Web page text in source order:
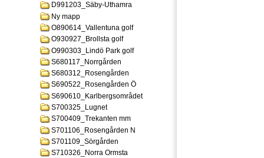
D991203_Säby-Uthamra
Ny mapp
O890614_Vallentuna golf
O930927_Brollsta golf
O990303_Lindö Park golf
S680117_Norrgården
S680312_Rosengården
S690522_Rosengården Ö
S690610_Karlbergsområdet
S700325_Lugnet
S700409_Trekanten mm
S701106_Rosengården N
S701109_Sörgården
S710326_Norra Ormsta